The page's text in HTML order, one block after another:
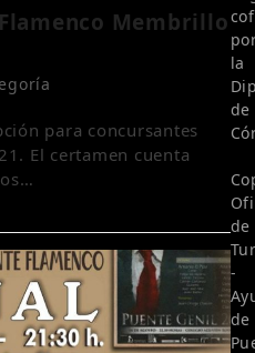
Membrillo
para concursantes
El certamen cuenta
la
de
de
-
de